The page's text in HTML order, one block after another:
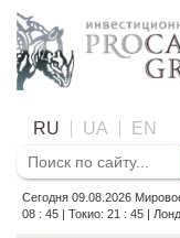
RU UA EN
Сегодня 09.08.2026
08 : 45 | Токио: 21 : 45 |